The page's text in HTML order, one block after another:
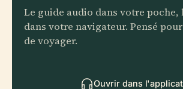
Le guide audio dans votre
dans votre navigateur. Pensé
de voyager.
Ouvrir dans